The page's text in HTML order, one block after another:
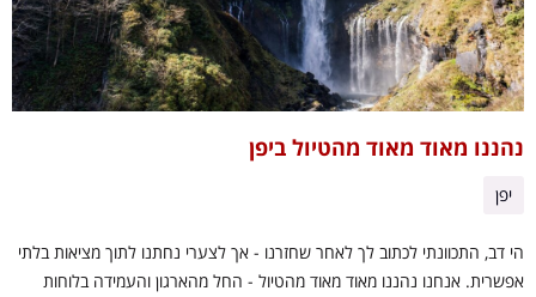
נהננו מאוד מאוד מהטיול ביפן
יפן
הי דב, התכוונתי לכתוב לך לאחר שחזרנו - אך לצערי נחתנו לתוך מציאות בלתי
אפשרית. אנחנו נהננו מאוד מאוד מהטיול - החל מהארגון והעמידה בלוחות